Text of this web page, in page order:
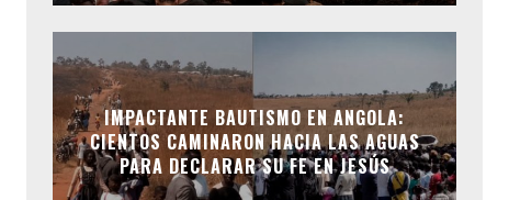
IMPACTANTE BAUTISMO EN ANGOLA:
CIENTOS CAMINARON HACIA LAS AGUAS
PARA DECLARAR SU FE EN JESÚS